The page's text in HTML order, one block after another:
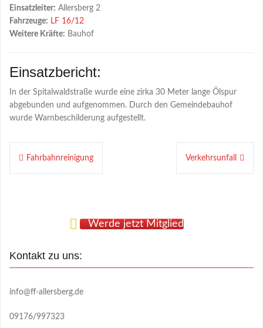
Einsatzleiter: Allersberg 2
Fahrzeuge: LF 16/12
Weitere Kräfte: Bauhof
Einsatzbericht:
In der Spitalwaldstraße wurde eine zirka 30 Meter lange Ölspur
abgebunden und aufgenommen. Durch den Gemeindebauhof
wurde Warnbeschilderung aufgestellt.
Beitragsnavigation
Fahrbahnreinigung Verkehrsunfall
Werde jetzt Mitglied
Kontakt zu uns:
info@ff-allersberg.de
09176/997323